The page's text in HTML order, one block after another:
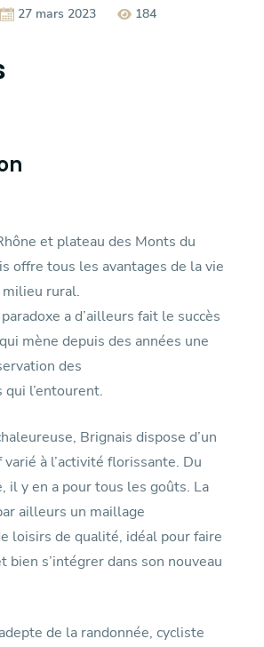
27 mars 2023 184
et plateau des Monts du
offre tous les avantages de la vie
rural.
a d’ailleurs fait le succès
mène depuis des années une
des
l’entourent.
Brignais dispose d’un
à l’activité florissante. Du
il y en a pour tous les goûts. La
ailleurs un maillage
loisirs de qualité, idéal pour faire
bien s’intégrer dans son nouveau
de la randonnée, cycliste